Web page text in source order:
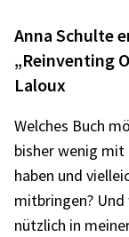
Anna Schulte
„Reinven­ting
Laloux
Welches Buch
bisher wenig
haben und
mitbrin­gen?
nütz­lich in